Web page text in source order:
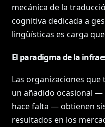
mecánica de la
cognitiva dedicada a
lingüísticas es carga
El paradigma de la
Las organizaciones
un añadido ocasional —
hace falta — obtienen
resultados en los